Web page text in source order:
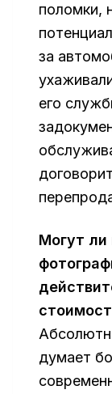
поломки,
за
его
Могут ли
думает